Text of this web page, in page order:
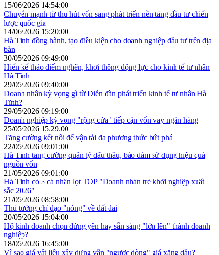
15/06/2026 14:54:00
Chuyển mạnh từ thu hút vốn sang phát triển nền tảng đầu tư chiến
lược quốc gia
14/06/2026 15:20:00
Hà Tĩnh đồng hành, tạo điều kiện cho doanh nghiệp đầu tư trên địa
bàn
30/05/2026 09:49:00
Hiến kế tháo điểm nghẽn, khơi thông động lực cho kinh tế tư nhân
Hà Tĩnh
29/05/2026 09:40:00
Doanh nhân kỳ vọng gì từ Diễn đàn phát triển kinh tế tư nhân Hà
Tĩnh?
29/05/2026 09:19:00
Doanh nghiệp kỳ vọng "rộng cửa" tiếp cận vốn vay ngân hàng
25/05/2026 15:29:00
Tăng cường kết nối để vận tải đa phương thức bứt phá
22/05/2026 09:01:00
Hà Tĩnh tăng cường quản lý đấu thầu, bảo đảm sử dụng hiệu quả
nguồn vốn
21/05/2026 09:01:00
Hà Tĩnh có 3 cá nhân lọt TOP "Doanh nhân trẻ khởi nghiệp xuất
sắc 2026"
21/05/2026 08:58:00
Thủ tướng chỉ đạo "nóng" về đất đai
20/05/2026 15:04:00
Hộ kinh doanh chọn đứng yên hay sẵn sàng "lớn lên" thành doanh
nghiệp?
18/05/2026 16:45:00
Vì sao giá vật liệu xây dựng vẫn "ngược dòng" giá xăng dầu?